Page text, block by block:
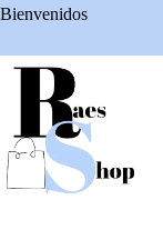
Saltar
Bienvenidos